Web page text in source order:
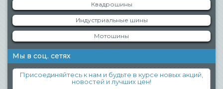
Квадрошины
Индустриальные шины
Мотошины
Мы в соц. сетях
Присоединяйтесь к нам и будьте в курсе новых акций,
новостей и лучших цен!